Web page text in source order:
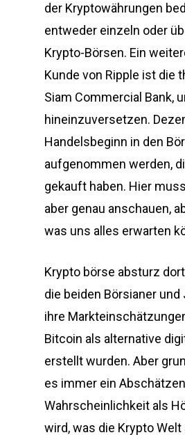
der Kryptowährungen
entweder einzeln oder
Krypto-Börsen. Ein
Kunde von Ripple ist die
Siam Commercial Bank,
hineinzuversetzen.
Handelsbeginn in den
aufgenommen werden,
gekauft haben. Hier
aber genau anschauen,
was uns alles erwarten
Krypto börse absturz
die beiden Börsianer
ihre
Bitcoin als alternative
erstellt wurden. Aber
es immer ein
Wahrscheinlichkeit als
wird, was die Krypto Welt